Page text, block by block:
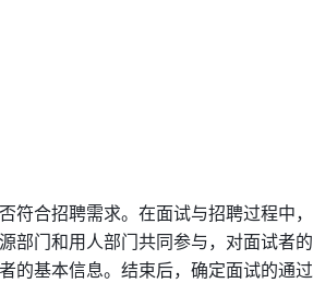
符合招聘需求。在面试与招聘过程中
部门和用人部门共同参与，对面试者
的基本信息。结束后，确定面试的通